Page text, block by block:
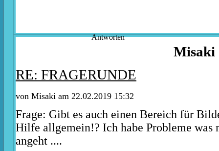
Antworten
Misaki
RE: FRAGERUNDE
von Misaki am 22.02.2019 15:32
Frage: Gibt es auch einen Bereich für
Hilfe allgemein!? Ich habe Probleme was
angeht ....